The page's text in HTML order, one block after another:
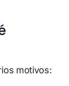
motivos: